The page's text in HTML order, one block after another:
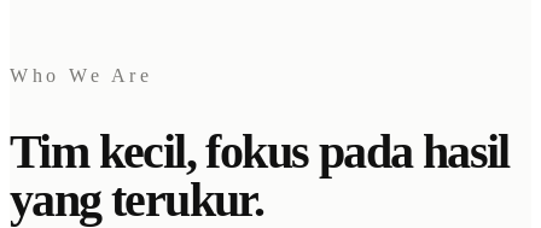
Who We Are
Tim kecil, fokus pada hasil
yang terukur.